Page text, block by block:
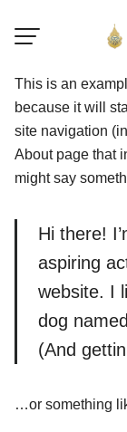
This is an
because it will
site navigation
About page that
might say
Hi there!
aspiring
website. I
dog
(And
…or something